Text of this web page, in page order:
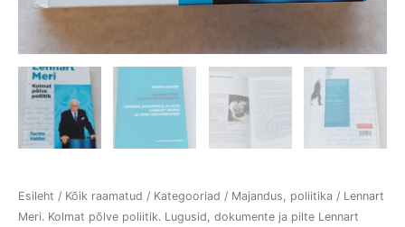
Esileht / Kõik raamatud / Kategooriad / Majandus, poliitika / Lennart
Meri. Kolmat põlve poliitik. Lugusid, dokumente ja pilte Lennart